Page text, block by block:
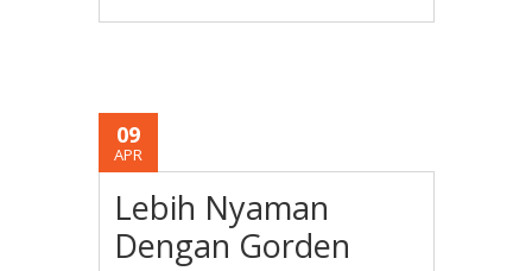
09
APR
Lebih Nyaman
Dengan Gorden